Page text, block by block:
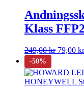
Klass
249,00kr 79,00 kr